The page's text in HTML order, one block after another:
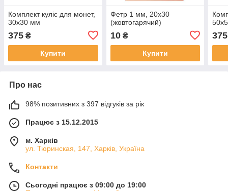
Комплект куліс для монет,
30х30 мм
375 ₴
Купити
Фетр 1 мм, 20х30
(жовтогарячий)
10₴
Купити
375
Про нас
98% позитивних з 397 відгуків за рік
Працює з 15.12.2015
м. Харків
ул. Тюринская, 147, Харків, Україна
Контакти
Сьогодні працює з 09:00 до 19:00